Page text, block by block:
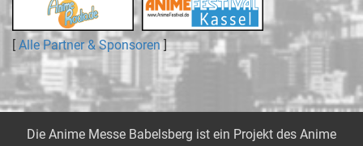
[ Alle Partner & Sponsoren]
Die Anime Messe Babelsberg ist ein Projekt des Anime